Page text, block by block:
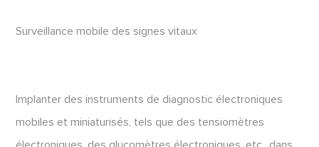
Surveillance mobile des signes vitaux
Implanter des instruments de diagnostic électroniques
mobiles et miniaturisés, tels que des tensiomètres